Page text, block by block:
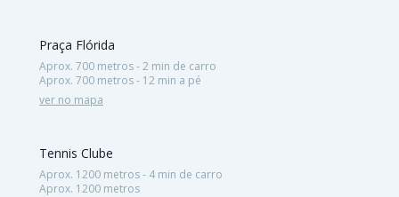
Praça Flórida
Aprox. 700 metros - 2 min de carro
Aprox. 700 metros - 12 min a pé
ver no mapa
Tennis Clube
Aprox. 1200 metros - 4 min de carro
Aprox. 1200 metros